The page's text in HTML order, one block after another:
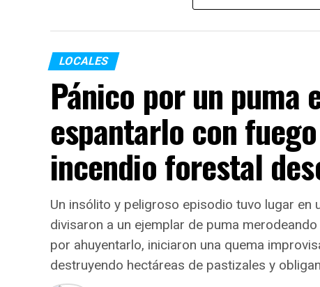
Copas de leche (desayuno y
En conjunto, las entidades administraron
del año, garantizando el derecho básico a
adultos de sectores vulnerables.
Dinámica del servicio:
instituciones entrega viandas para
en salón y el3,7% distribuye módulos
Respecto a la distribución horaria de las
LOCALES
Pánico por un puma
espantarlo con
incendio forestal
Un insólito y peligroso episodio tuvo lugar en
divisaron a un ejemplar de puma
por ahuyentarlo, iniciaron una quema
destruyendo hectáreas de pastizales y